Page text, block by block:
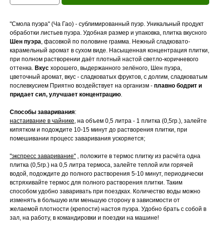
"Смола пуэра" (Ча Гао) - сублимированный пуэр. Уникальный продукт
обработки листьев пуэра. Удобная размер и упаковка, плитка вкусного
Шен пуэра, фасовкой по половине грамма. Нежный сладковато-
карамельный аромат в сухом виде. Насыщенная концентрация плитки,
при полном растворении даёт плотный настой светло-коричневого
оттенка. Вкус хорошего, выдержанного зелёного, Шен пуэра,
цветочный аромат, вкус - сладковатых фруктов, с долгим, сладковатым
послевкусием Приятно воздействует на организм - плавно бодрит и
придает сил, улучшает концентрацию.
Способы заваривания:
настаивание в чайнике, на объем 0,5 литра - 1 плитка (0,5гр.), залейте
кипятком и подождите 10-15 минут до растворения плитки, при
помешивании процесс заваривания ускоряется;
"экспресс заваривание" , положите в термос плитку из расчёта одна
плитка (0,5гр.) на 0,5 литра термоса, залейте теплой или горячей
водой, подождите до полного растворения 5-10 минут, периодически
встряхивайте термос для полного растворения плитки. Таким
способом удобно заваривать при поездках. Количество воды можно
изменять в большую или меньшую сторону в зависимости от
желаемой плотности (крепости) настоя пуэра. Удобно брать с собой в
зал, на работу, в командировки и поездки на машине!